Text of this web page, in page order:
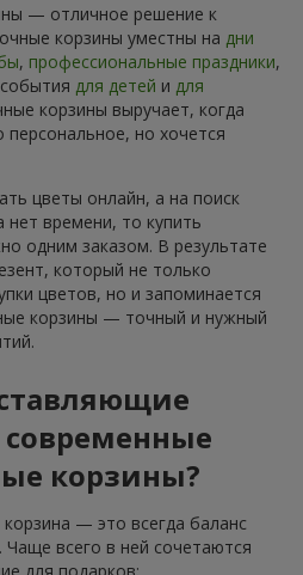
— отличное решение к
корзины уместны на дни
, профессиональные праздники,
для детей и для
корзины выручает, когда
но хочется
цветы онлайн, а на поиск
нет времени, то купить
одним заказом. В результате
который не только
цветов, но и запоминается
корзины — точный и нужный
корзины?
— это всегда баланс
Чаще всего в ней сочетаются
для подарков: